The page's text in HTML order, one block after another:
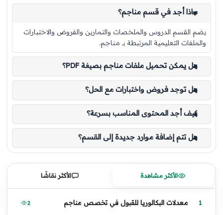
ماذا أجد في قسم مناجم؟
يضم القسم الدروس والملخصات والتمارين والفروض والاختبارات
والملفات التعليمية المرتبطة بـ مناجم.
هل يمكن تحميل ملفات مناجم بصيغة PDF؟
هل توجد فروض واختبارات مع الحل؟
كيف أجد المحتوى المناسب بسرعة؟
هل تتم إضافة موارد جديدة إلى القسم؟
الأكثر مشاهدة الأكثر نقاشًا
1 معدلات البكالوريا للقبول في تخصص مناجم 2